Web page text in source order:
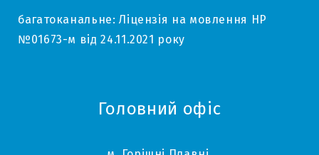
багатоканальне: Ліцензія на мовлення НР
№01673-м від 24.11.2021 року
Головний офіс